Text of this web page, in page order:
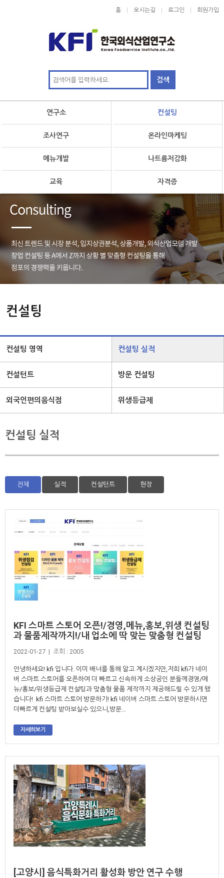
홈 오시는길 로그인 회원가입
연구소 컨설팅
조사연구 온라인마케팅
메뉴개발 나트륨저감화
교육 자격증
컨설팅
컨설팅 영역 컨설팅 실적
컨설턴트 방문 컨설팅
외국인편의음식점 위생등급제
컨설팅 실적
전체 실적 컨설턴트 현장
KFI 스마트 스토어 오픈!/경영,메뉴,홍보,위생 컨설팅
과 물품제작까지!/내 업소에 딱 맞는 맞춤형 컨설팅
2022-01-27 | 조회 : 2005
안녕하세요! kfi 입니다. 이미 배너를 통해 알고 계시겠지만,저희 kfi가 네이
버 스마트 스토어를 오픈하여 더 빠르고 신속하게 소상공인 분들께경영/메
뉴/홍보/위생등급제 컨설팅과 맞춤형 물품 제작까지 제공해드릴 수 있게 됐
습니다! kfi 스마트 스토어 방문하기! kfi 네이버 스마트 스토어 방문하시면
더빠르게 컨설팅 받아보실수 있으니,방문...
자세히보기
[고양시] 음식특화거리 활성화 방안 연구 수행